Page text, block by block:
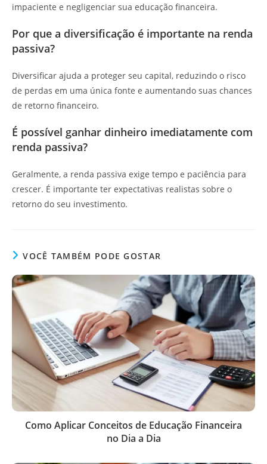
impaciente e negligenciar sua educação financeira.
Por que a diversificação é importante na renda
passiva?
Diversificar ajuda a proteger seu capital, reduzindo o risco
de perdas em uma única fonte e aumentando suas chances
de retorno financeiro.
É possível ganhar dinheiro imediatamente com
renda passiva?
Geralmente, a renda passiva exige tempo e paciência para
crescer. É importante ter expectativas realistas sobre o
retorno do seu investimento.
VOCÊ TAMBÉM PODE GOSTAR
Como Aplicar Conceitos de Educação Financeira
no Dia a Dia